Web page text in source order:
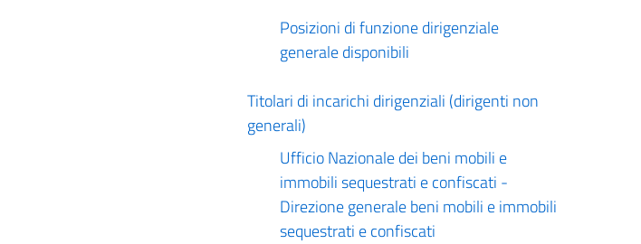
Posizioni di funzione dirigenziale
generale disponibili
Titolari di incarichi dirigenziali (dirigenti non
generali)
Ufficio Nazionale dei beni mobili e
immobili sequestrati e confiscati -
Direzione generale beni mobili e immobili
sequestrati e confiscati